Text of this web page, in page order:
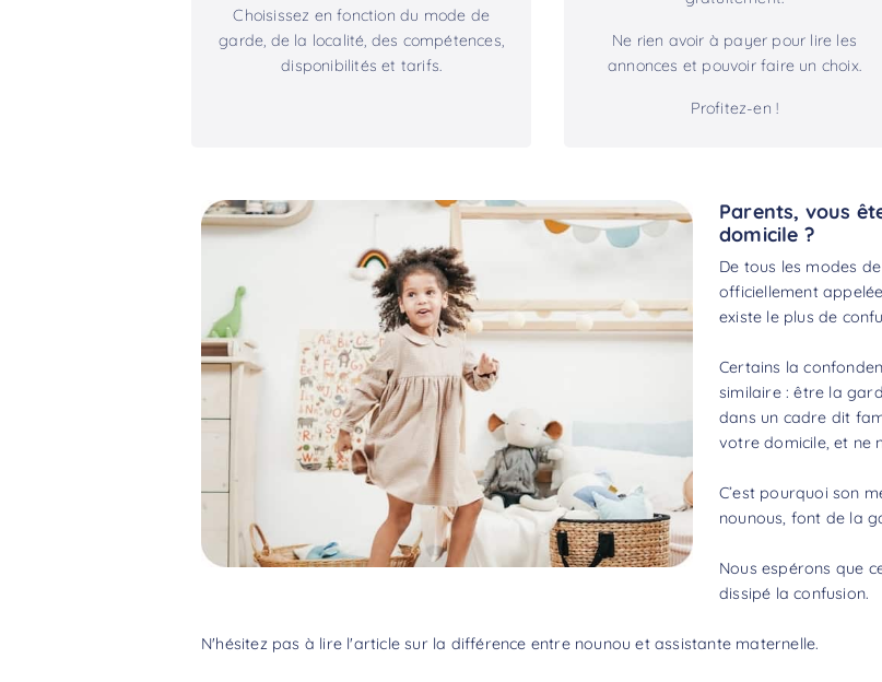
Choisissez en fonction du mode de
garde, de la localité, des compétences,
disponibilités et tarifs.
Ne rien avoir à payer pour lire les
annonces et pouvoir faire un choix.
Profitez-en !
Parents, vous
domicile ?
De tous les modes
officiellement
existe le plus de
Certains la
similaire : être la
dans un cadre dit
votre domicile, et ne
C’est pourquoi son
nounous, font de la
Nous espérons que
dissipé la confusion.
N'hésitez pas à lire l'article sur la différence entre nounou et assistante maternelle.